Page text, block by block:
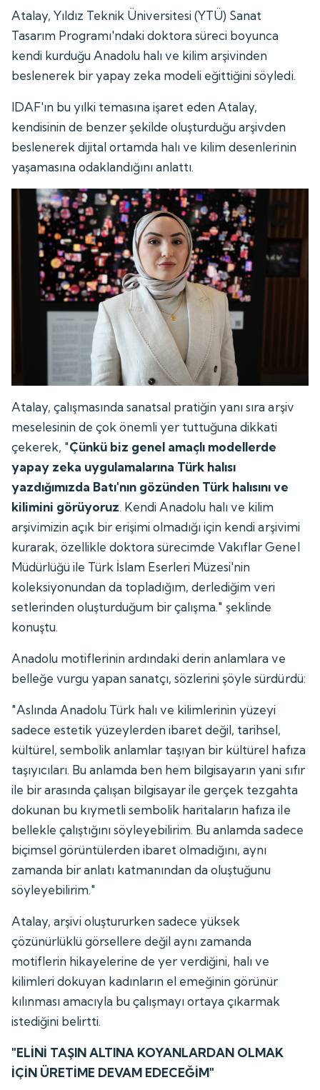
Atalay, Yıldız Teknik Üniversitesi (YTÜ) Sanat
Tasarım Programı'ndaki doktora süreci boyunca
kendi kurduğu Anadolu halı ve kilim arşivinden
beslenerek bir yapay zeka modeli eğittiğini söyledi.
IDAF'ın bu yılki temasına işaret eden Atalay,
kendisinin de benzer şekilde oluşturduğu arşivden
beslenerek dijital ortamda halı ve kilim desenlerinin
yaşamasına odaklandığını anlattı.
Atalay, çalışmasında sanatsal pratiğin yanı sıra arşiv
meselesinin de çok önemli yer tuttuğuna dikkati
çekerek, "Çünkü biz genel amaçlı modellerde
yapay zeka uygulamalarına Türk halısı
yazdığımızda Batı'nın gözünden Türk halısını ve
kilimini görüyoruz. Kendi Anadolu halı ve kilim
arşivimizin açık bir erişimi olmadığı için kendi arşivimi
kurarak, özellikle doktora sürecimde Vakıflar Genel
Müdürlüğü ile Türk İslam Eserleri Müzesi'nin
koleksiyonundan da topladığım, derlediğim veri
setlerinden oluşturduğum bir çalışma." şeklinde
konuştu.
Anadolu motiflerinin ardındaki derin anlamlara ve
belleğe vurgu yapan sanatçı, sözlerini şöyle sürdürdü:
"Aslında Anadolu Türk halı ve kilimlerinin yüzeyi
sadece estetik yüzeylerden ibaret değil, tarihsel,
kültürel, sembolik anlamlar taşıyan bir kültürel hafıza
taşıyıcıları. Bu anlamda ben hem bilgisayarın yani sıfır
ile bir arasında çalışan bilgisayar ile gerçek tezgahta
dokunan bu kıymetli sembolik haritaların hafıza ile
bellekle çalıştığını söyleyebilirim. Bu anlamda sadece
biçimsel görüntülerden ibaret olmadığını, aynı
zamanda bir anlatı katmanından da oluştuğunu
söyleyebilirim."
Atalay, arşivi oluştururken sadece yüksek
çözünürlüklü görsellere değil aynı zamanda
motiflerin hikayelerine de yer verdiğini, halı ve
kilimleri dokuyan kadınların el emeğinin görünür
kılınması amacıyla bu çalışmayı ortaya çıkarmak
istediğini belirtti.
"ELİNİ TAŞIN ALTINA KOYANLARDAN OLMAK
İÇİN ÜRETİME DEVAM EDECEĞİM"